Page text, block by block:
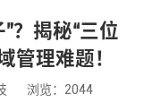
？揭秘“三位
管理难题！
浏览：2044